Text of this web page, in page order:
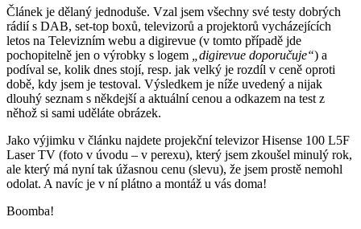
Článek je dělaný jednoduše. Vzal jsem všechny své testy dobrých
rádií s DAB, set-top boxů, televizorů a projektorů vycházejících
letos na Televizním webu a digirevue (v tomto případě jde
pochopitelně jen o výrobky s logem
„digirevue doporučuje“) a
podíval se, kolik dnes stojí, resp. jak velký je rozdíl v ceně oproti
době, kdy jsem je testoval. Výsledkem je níže uvedený a nijak
dlouhý seznam s někdejší a aktuální cenou a odkazem na test z
něhož si sami uděláte obrázek.
Jako výjimku v článku najdete projekční televizor Hisense 100 L5F
Laser TV (foto v úvodu – v perexu), který jsem zkoušel minulý rok,
ale který má nyní tak úžasnou cenu (slevu), že jsem prostě nemohl
odolat. A navíc je v ní plátno a montáž u vás doma!
Boomba!